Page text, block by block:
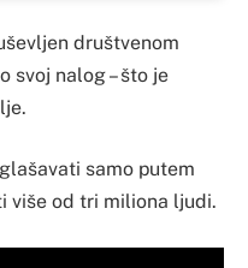
društvenom
svoj nalog – što je
samo putem
više od tri miliona ljudi.